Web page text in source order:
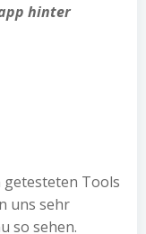
hinter
getesteten Tools
uns sehr
so sehen.